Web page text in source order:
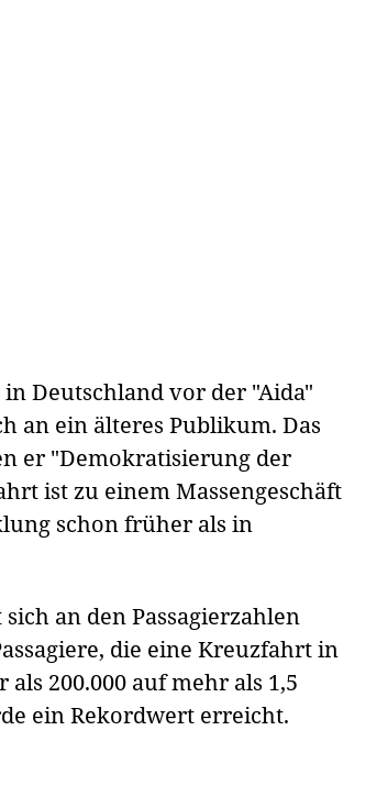
Deutschland vor der "Aida"
an ein älteres Publikum. Das
er "Demokratisierung der
ist zu einem Massengeschäft
schon früher als in
an den Passagierzahlen
die eine Kreuzfahrt in
200.000 auf mehr als 1,5
ein Rekordwert erreicht.